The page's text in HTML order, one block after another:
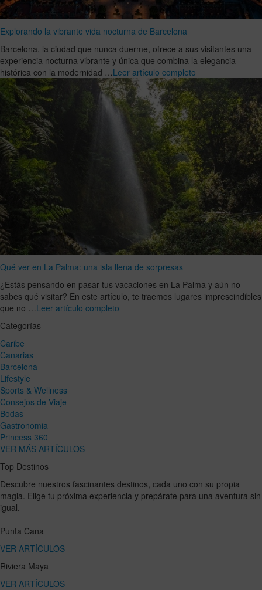
Explorando la vibrante vida nocturna de Barcelona
Barcelona, la ciudad que nunca duerme, ofrece a sus visitantes una
experiencia nocturna vibrante y única que combina la elegancia
histórica con la modernidad …Leer artículo completo
Qué ver en La Palma: una isla llena de sorpresas
¿Estás pensando en pasar tus vacaciones en La Palma y aún no
sabes qué visitar? En este artículo, te traemos lugares imprescindibles
que no …Leer artículo completo
Categorías
Caribe
Canarias
Barcelona
Lifestyle
Sports & Wellness
Consejos de Viaje
Bodas
Gastronomia
Princess 360
VER MÁS ARTÍCULOS
Top Destinos
Descubre nuestros fascinantes destinos, cada uno con su propia
magia. Elige tu próxima experiencia y prepárate para una aventura sin
igual.
Punta Cana
VER ARTÍCULOS
Riviera Maya
VER ARTÍCULOS